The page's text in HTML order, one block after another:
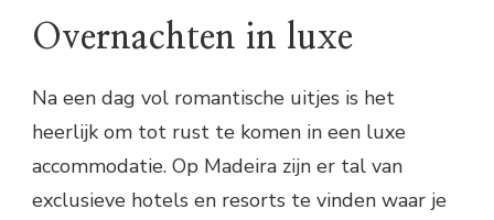
Overnachten in luxe
Na een dag vol romantische uitjes is het
heerlijk om tot rust te komen in een luxe
accommodatie. Op Madeira zijn er tal van
exclusieve hotels en resorts te vinden waar je